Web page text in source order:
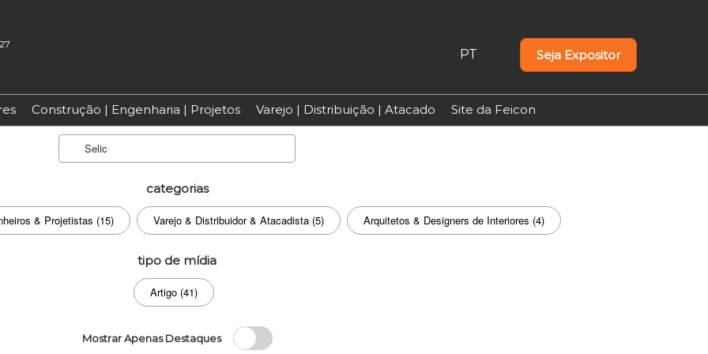
PT
EN
Seja Expositor
Construção | Engenharia | Projetos Varejo | Distribuição | Atacado Site da Feicon
categorias
& Projetistas (15) Varejo & Distribuidor & Atacadista (5) Arquitetos & Designers de Interiores (4)
tipo de mídia
Artigo (41)
Mostrar Apenas Destaques